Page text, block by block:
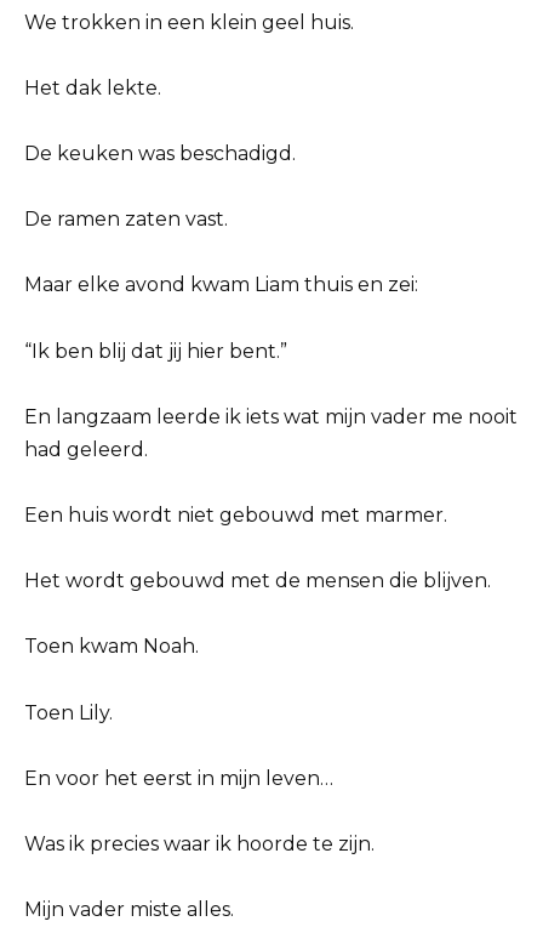
We trokken in een klein geel huis.
Het dak lekte.
De keuken was beschadigd.
De ramen zaten vast.
Maar elke avond kwam Liam thuis en zei:
“Ik ben blij dat jij hier bent.”
En langzaam leerde ik iets wat mijn vader me nooit
had geleerd.
Een huis wordt niet gebouwd met marmer.
Het wordt gebouwd met de mensen die blijven.
Toen kwam Noah.
Toen Lily.
En voor het eerst in mijn leven…
Was ik precies waar ik hoorde te zijn.
Mijn vader miste alles.